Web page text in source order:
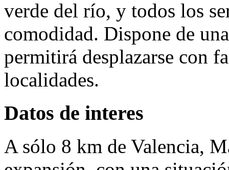
verde del río, y todos los
comodidad. Dispone de
permitirá desplazarse con
localidades.
Datos de interes
A sólo 8 km de Valencia,